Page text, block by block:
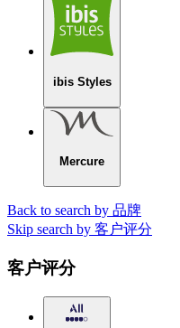
ibis Styles
Mercure
Back to search by 品牌
Skip search by 客户评分
客户评分